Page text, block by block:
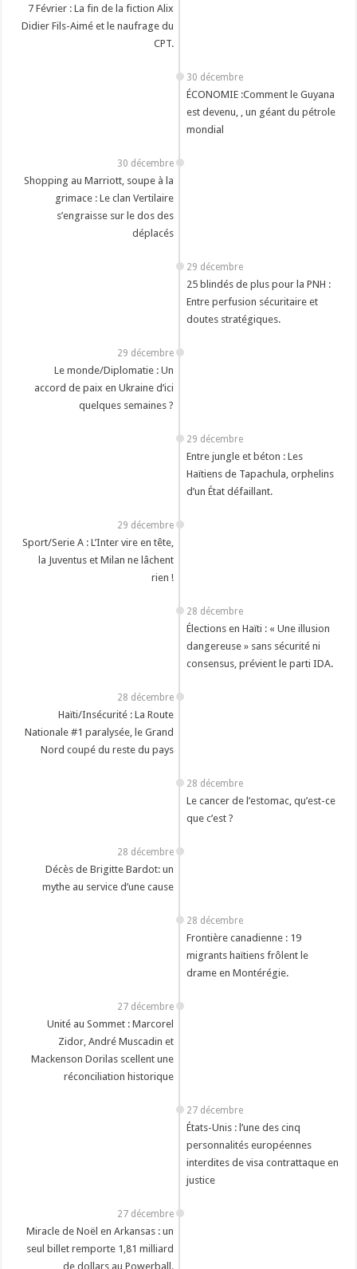
‎7 Février : La fin de la fiction Alix
Didier Fils-Aimé et le naufrage du
CPT.
30 décembre
ÉCONOMIE :Comment le Guyana
est devenu, , un géant du pétrole
mondial
30 décembre
Shopping au Marriott, soupe à la
grimace : Le clan Vertilaire
s’engraisse sur le dos des
déplacés
29 décembre
25 blindés de plus pour la PNH :
Entre perfusion sécuritaire et
doutes stratégiques.
29 décembre
‎Le monde/Diplomatie : Un
accord de paix en Ukraine d’ici
quelques semaines ?
29 décembre
Entre jungle et béton : Les
Haïtiens de Tapachula, orphelins
d’un État défaillant.
29 décembre
Sport/Serie A : L’Inter vire en tête,
la Juventus et Milan ne lâchent
rien !
28 décembre
Élections en Haïti : « Une illusion
dangereuse » sans sécurité ni
consensus, prévient le parti IDA.
28 décembre
Haïti/Insécurité : La Route
Nationale #1 paralysée, le Grand
Nord coupé du reste du pays
28 décembre
Le cancer de l’estomac, qu’est-ce
que c’est ?
28 décembre
Décès de Brigitte Bardot: un
mythe au service d’une cause
28 décembre
Frontière canadienne : 19
migrants haïtiens frôlent le
drame en Montérégie.
27 décembre
Unité au Sommet : Marcorel
Zidor, André Muscadin et
Mackenson Dorilas scellent une
réconciliation historique
27 décembre
États-Unis : l’une des cinq
personnalités européennes
interdites de visa contrattaque en
justice
27 décembre
Miracle de Noël en Arkansas : un
seul billet remporte 1,81 milliard
de dollars au Powerball.